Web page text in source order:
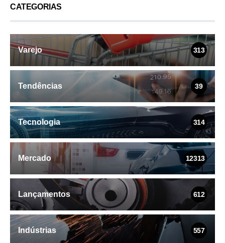
CATEGORIAS
Varejo 313
Tendências 39
Tecnologia 314
Mercado 12313
Lançamentos 612
Indústrias 557